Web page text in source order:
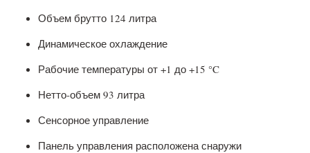
Объем брутто 124 литра
Динамическое охлаждение
Рабочие температуры от +1 до +15 °C
Нетто-объем 93 литра
Сенсорное управление
Панель управления расположена снаружи